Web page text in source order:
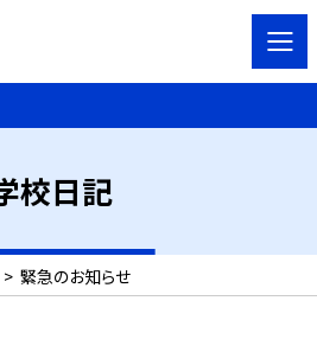
校日記
> 緊急のお知らせ